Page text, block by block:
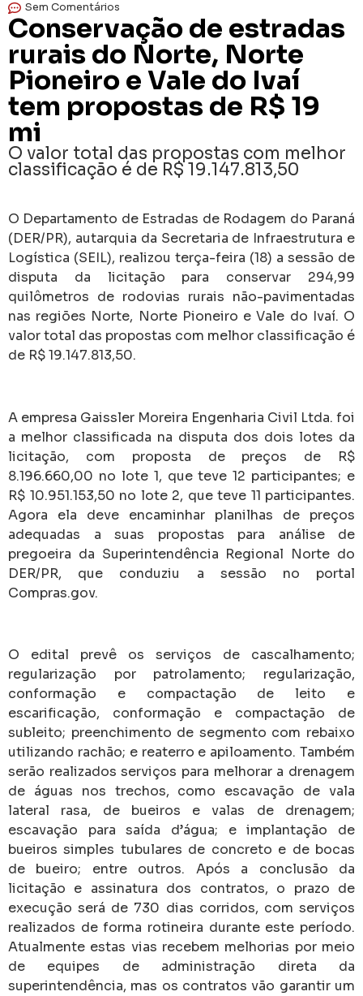
Sem Comentários
Conservação de estradas
rurais do Norte, Norte
Pioneiro e Vale do Ivaí
tem propostas de R$ 19
mi
O valor total das propostas com melhor
classificação é de R$ 19.147.813,50
O Departamento de Estradas de Rodagem do Paraná
(DER/PR), autarquia da Secretaria de Infraestrutura e
Logística (SEIL), realizou terça-feira (18) a sessão de
disputa da licitação para conservar 294,99
quilômetros de rodovias rurais não-pavimentadas
nas regiões Norte, Norte Pioneiro e Vale do Ivaí. O
valor total das propostas com melhor classificação é
de R$ 19.147.813,50.
A empresa Gaissler Moreira Engenharia Civil Ltda. foi
a melhor classificada na disputa dos dois lotes da
licitação, com proposta de preços de R$
8.196.660,00 no lote 1, que teve 12 participantes; e
R$ 10.951.153,50 no lote 2, que teve 11 participantes.
Agora ela deve encaminhar planilhas de preços
adequadas a suas propostas para análise de
pregoeira da Superintendência Regional Norte do
DER/PR, que conduziu a sessão no portal
Compras.gov.
O edital prevê os serviços de cascalhamento;
regularização por patrolamento; regularização,
conformação e compactação de leito e
escarificação, conformação e compactação de
subleito; preenchimento de segmento com rebaixo
utilizando rachão; e reaterro e apiloamento. Também
serão realizados serviços para melhorar a drenagem
de águas nos trechos, como escavação de vala
lateral rasa, de bueiros e valas de drenagem;
escavação para saída d’água; e implantação de
bueiros simples tubulares de concreto e de bocas
de bueiro; entre outros. Após a conclusão da
licitação e assinatura dos contratos, o prazo de
execução será de 730 dias corridos, com serviços
realizados de forma rotineira durante este período.
Atualmente estas vias recebem melhorias por meio
de equipes de administração direta da
superintendência, mas os contratos vão garantir um